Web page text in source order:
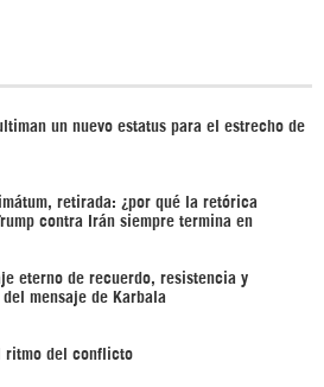
un nuevo estatus para el estrecho de
retirada: ¿por qué la retórica
contra Irán siempre termina en
eterno de recuerdo, resistencia y
mensaje de Karbala
ritmo del conflicto